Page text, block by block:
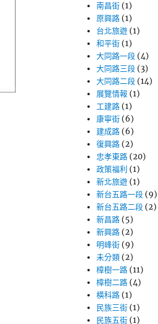
南昌街 (1)
原興路 (1)
台北旅遊 (1)
和平街 (1)
大同路一段 (4)
大同路三段 (3)
大同路二段 (14)
展覽情報 (1)
工建路 (1)
康寧街 (6)
建成路 (6)
復興路 (2)
忠孝東路 (20)
政策福利 (1)
新北旅遊 (1)
新台五路一段 (9)
新台五路二段 (2)
新昌路 (5)
新興路 (2)
明峰街 (9)
未分類 (2)
樟樹一路 (11)
樟樹二路 (4)
橫科路 (1)
民族三街 (1)
民族五街 (1)